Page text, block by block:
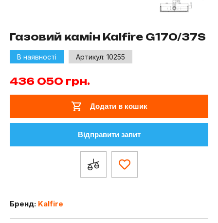
Газовий камін Kalfire G170/37S
В наявності Артикул: 10255
436 050 грн.
Додати в кошик
Відправити запит
Бренд: Kalfire